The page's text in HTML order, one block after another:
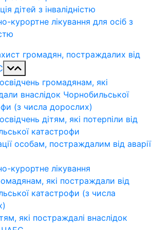
дітей з інвалідністю
курортне лікування для осіб з
громадян, постраждалих від
громадянам, які
внаслідок Чорнобильської
(з числа дорослих)
дітям, які потерпіли від
катастрофи
особам, постраждалим від аварії
курортне лікування
які постраждали від
катастрофи (з числа
які постраждалі внаслідок